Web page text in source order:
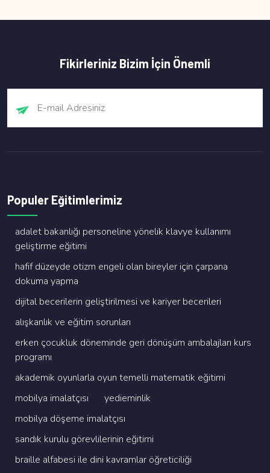
Fikirleriniz Bizim İçin Önemli
Populer Eğitimlerimiz
adalet bakanliği personeli̇ne yöneli̇k klavye kullanimi
geli̇şti̇rme eği̇ti̇mi̇
hafi̇f düzeyde oti̇zm engeli̇ olan bi̇reyler i̇çi̇n çarpana
dokuma yapma
di̇ji̇tal beceri̇leri̇n geli̇şti̇ri̇lmesi̇ ve kari̇yer beceri̇leri̇
alişkanlik ve eği̇ti̇m sorunlari
erken çocukluk dönemi̇nde geri̇ dönüşüm ambalajlari kurs
programi
akademi̇k oyunlarla oyun temelli̇ matemati̇k eği̇ti̇mi̇
mobi̇lya i̇malatçisi
yedi̇emi̇nli̇k
mobi̇lya döşeme i̇malatçisi
sandik kurulu görevli̇leri̇ni̇n eği̇ti̇mi̇
brai̇lle alfabesi̇ i̇le di̇ni̇ kavramlar öğreti̇ci̇li̇ği̇